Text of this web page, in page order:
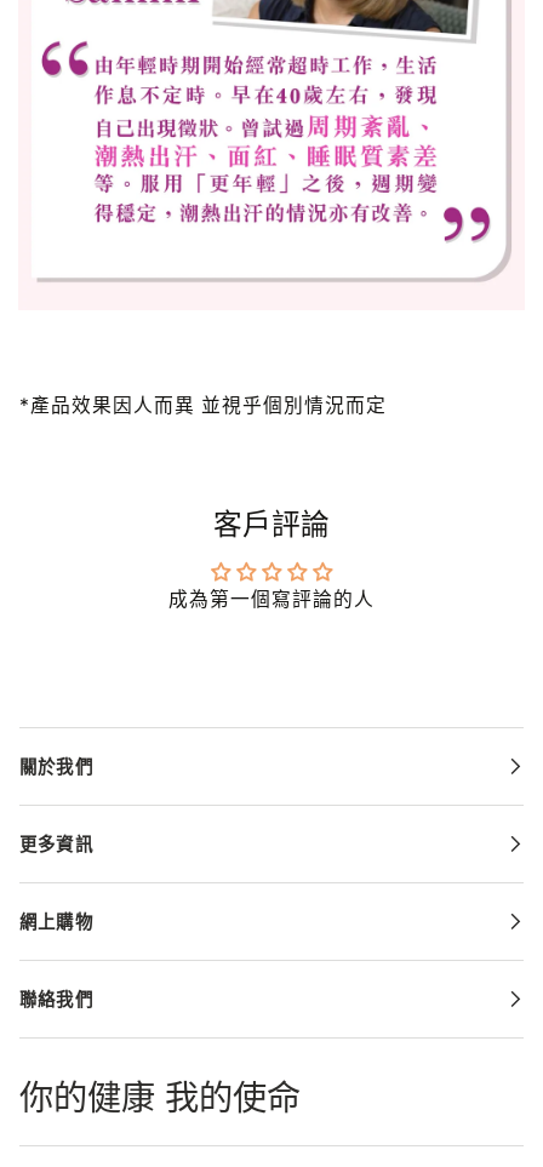
*產品效果因人而異 並視乎個別情況而定
客戶評論
成為第一個寫評論的人
關於我們
更多資訊
網上購物
聯絡我們
你的健康 我的使命